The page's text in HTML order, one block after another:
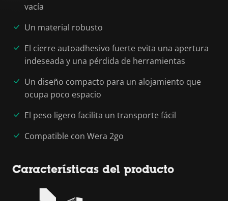
vacía
Un material robusto
El cierre autoadhesivo fuerte evita una apertura
indeseada y una pérdida de herramientas
Un diseño compacto para un alojamiento que
ocupa poco espacio
El peso ligero facilita un transporte fácil
Compatible con Wera 2go
Características del producto